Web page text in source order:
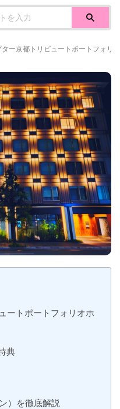
ター京都トリビュートポートフォ
ートポートフォリオホ
典
）を徹底解説